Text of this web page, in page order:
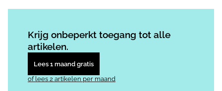
Krijg onbeperkt toegang tot alle
artikelen.
Lees 1 maand gratis
of lees 2 artikelen per maand